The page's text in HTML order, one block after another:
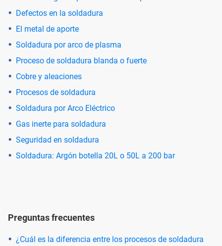
Defectos en la soldadura
El metal de aporte
Soldadura por arco de plasma
Proceso de soldadura blanda o fuerte
Cobre y aleaciones
Procesos de soldadura
Soldadura por Arco Eléctrico
Gas inerte para soldadura
Seguridad en soldadura
Soldadura: Argón botella 20L o 50L a 200 bar
Preguntas frecuentes
¿Cuál es la diferencia entre los procesos de soldadura